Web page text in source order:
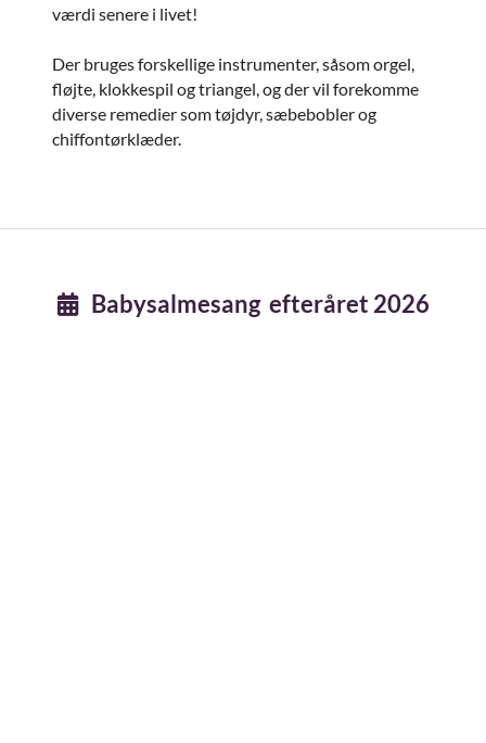
værdi senere i livet!
Der bruges forskellige instrumenter, såsom orgel,
fløjte, klokkespil og triangel, og der vil forekomme
diverse remedier som tøjdyr, sæbebobler og
chiffontørklæder.
Babysalmesang efteråret 2026